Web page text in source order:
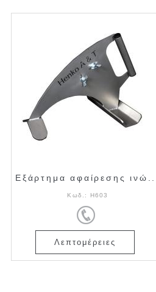
Εξάρτημα αφαίρεσης ινώ...
Κωδ.: H603
Λεπτομέρειες